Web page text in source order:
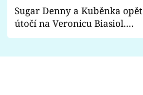
Sugar Denny a Kuběnka opět
útočí na Veronicu Biasiol.
Proč je podle nich falešná a